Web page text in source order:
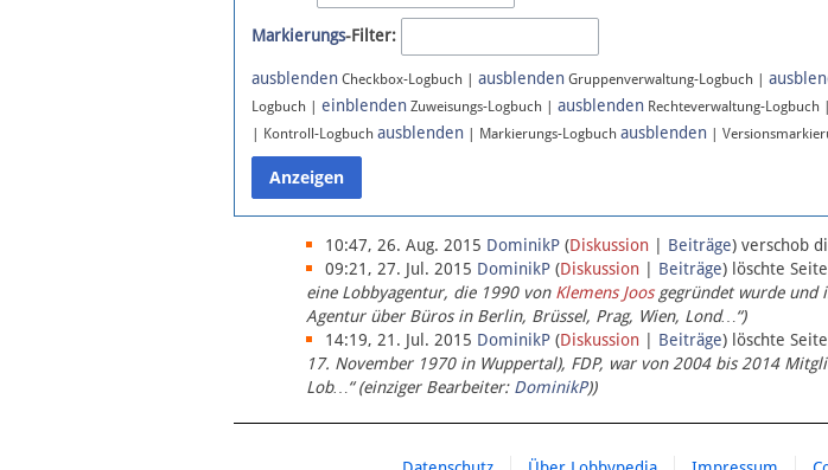
Markierungs-Filter:
ausblenden Checkbox-Logbuch | ausblenden Gruppenverwaltung-Logbuch |
Logbuch | einblenden Zuweisungs-Logbuch | ausblenden Rechteverwaltung-Logbuch |
| Kontroll-Logbuch ausblenden | Markierungs-Logbuch ausblenden |
10:47, 26. Aug. 2015 DominikP (Diskussion | Beiträge) verschob
09:21, 27. Jul. 2015 DominikP (Diskussion | Beiträge) löschte Seite
eine Lobbyagentur, die 1990 von Klemens Joosgegründet wurde und
Agentur über Büros in Berlin, Brüssel, Prag, Wien, Lond…“)
14:19, 21. Jul. 2015 DominikP (Diskussion | Beiträge) löschte Seite
17. November 1970 in Wuppertal), FDP, war von 2004 bis 2014
Lob…“ (einziger Bearbeiter: DominikP))